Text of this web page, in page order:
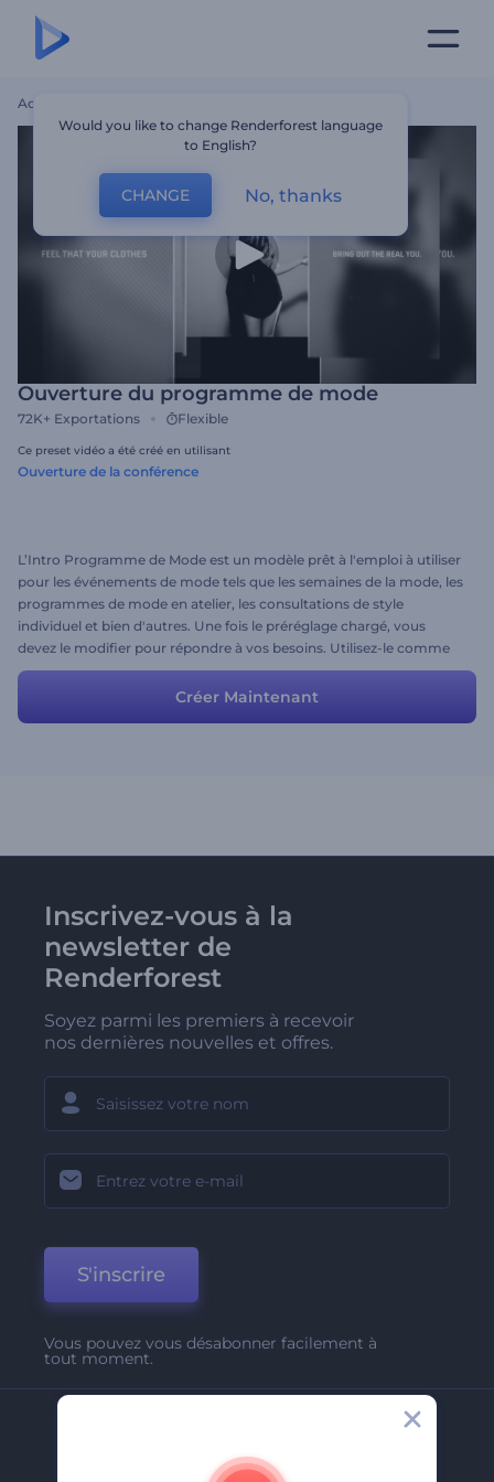
Accueil
Ouverture du programme de mode
72K+ Exportations Flexible
Ce preset vidéo a été créé en utilisant
Ouverture de la conférence
L’Intro Programme de Mode est un modèle prêt à l'emploi à utiliser
pour les événements de mode tels que les semaines de la mode, les
programmes de mode en atelier, les consultations de style
individuel et bien d'autres. Une fois le préréglage chargé, vous
devez le modifier pour répondre à vos besoins. Utilisez-le comme
base pour votre propre vidéo en ajoutant vos propres photos,
vidéos et textes. Vous êtes libre de supprimer ou d'ajouter des
scènes si nécessaire et de télécharger également votre voix off.
Créer Maintenant
Inscrivez-vous à la
newsletter de
Renderforest
Soyez parmi les premiers à recevoir
nos dernières nouvelles et offres.
S'inscrire
Vous pouvez vous désabonner facilement à
tout moment.
A Propos De Nous
Would you like to change Renderforest language
to English?
CHANGE No, thanks